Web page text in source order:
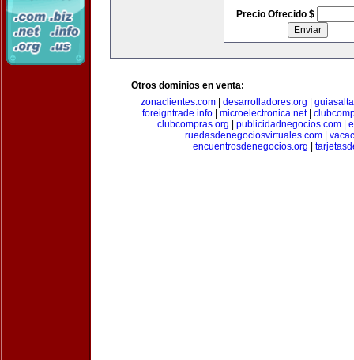
Precio Ofrecido $
Otros dominios en venta:
zonaclientes.com| desarrolladores.org
foreigntrade.info
microelectronica.net|
clubcompras.org
publicidadnegocios.com
ruedasdenegociosvirtuales.com|
encuentrosdenegocios.org